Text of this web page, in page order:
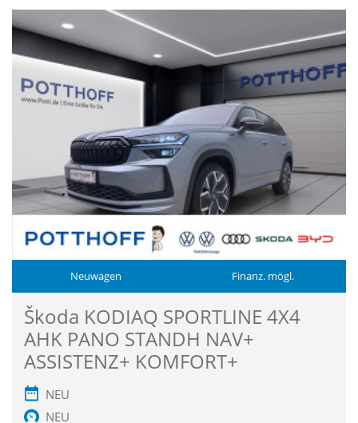
Neuwagen Finanz. mögl.
Škoda KODIAQ SPORTLINE 4X4
AHK PANO STANDH NAV+
ASSISTENZ+ KOMFORT+
NEU
NEU